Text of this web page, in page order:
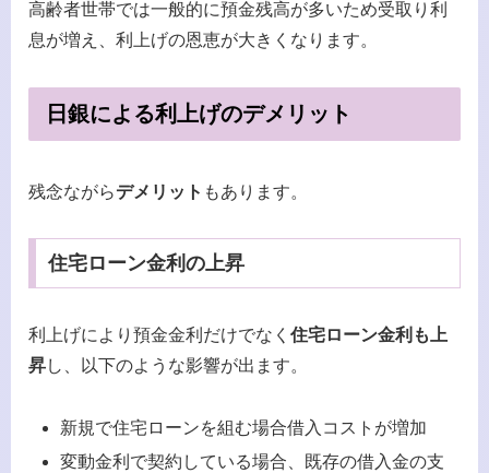
高齢者世帯では一般的に預金残高が多いため受取り利
息が増え、利上げの恩恵が大きくなります。
日銀による利上げのデメリット
残念ながらデメリット もあります。
住宅ローン金利の上昇
利上げにより預金金利だけでなく 住宅ローン金利も上
昇し、以下のような影響が出ます。
新規で住宅ローンを組む場合借入コストが増加
変動金利で契約している場合、既存の借入金の支